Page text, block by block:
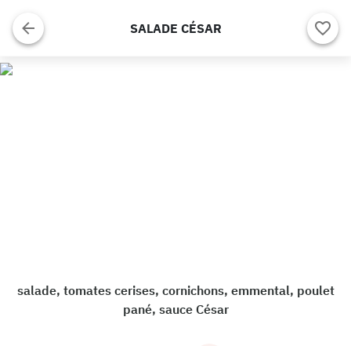
SALADE CÉSAR
salade, tomates cerises, cornichons, emmental, poulet
pané, sauce César